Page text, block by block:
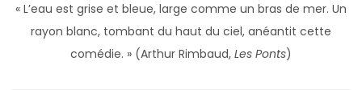
« L’eau est grise et bleue, large comme un bras de mer. Un
rayon blanc, tombant du haut du ciel, anéantit cette
comédie. » (Arthur Rimbaud, Les Ponts)